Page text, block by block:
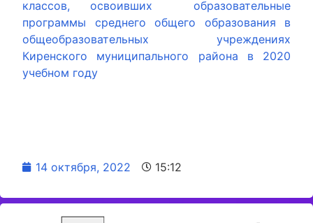
классов, освоивших образовательные
программы среднего общего образования в
общеобразовательных учреждениях
Киренского муниципального района в 2020
учебном году
14 октября, 2022 15:12